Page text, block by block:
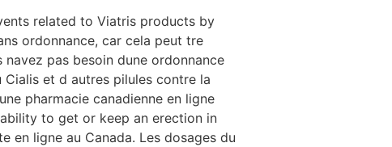
related to Viatris products by
ordonnance, car cela peut tre
pas besoin dune ordonnance
et d autres pilules contre la
pharmacie canadienne en ligne
to get or keep an erection in
en ligne au Canada. Les dosages du